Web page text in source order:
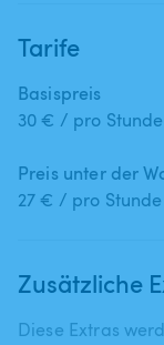
Tarife
Basispreis
30 € / pro
Preis unter der
27 € / pro
Zusätzliche
Diese Extras